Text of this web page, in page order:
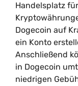
Handelsplatz
Dogecoin auf
ein Konto
Anschließend
in Dogecoin
niedrigen